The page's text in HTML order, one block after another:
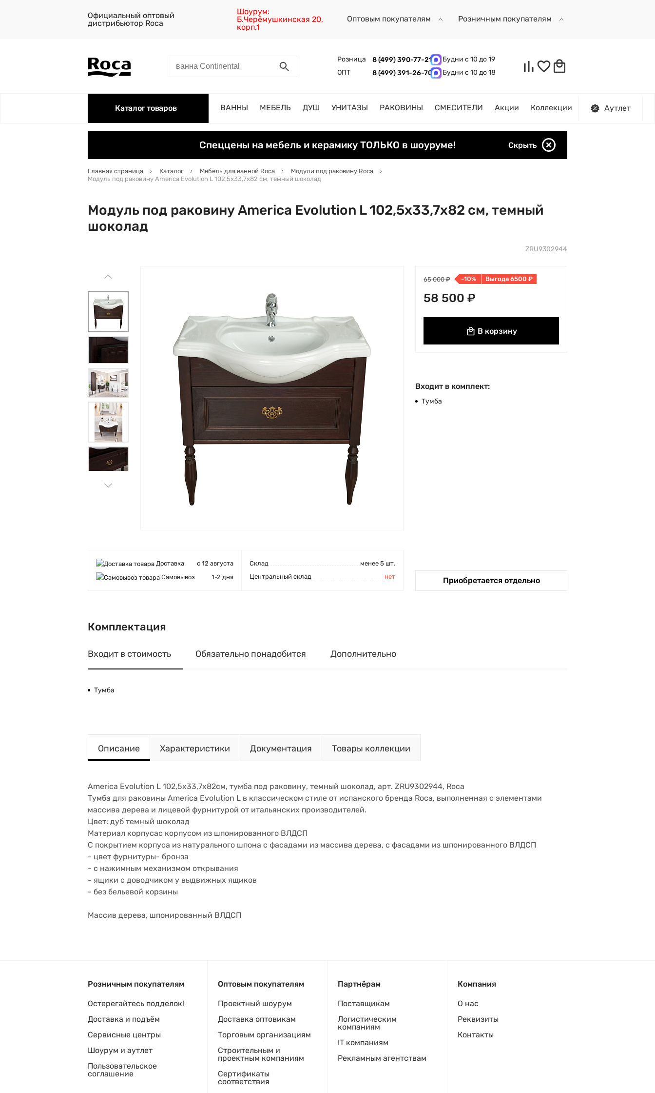
Официальный оптовый
дистрибьютор Roca
Шоурум:
Б.Черёмушкинская 20,
корп.1
Оптовым покупателям Розничным покупателям
Розница 8 (499) 390-77-21
Будни с 10 до 19
ОПТ
8 (499) 391-26-70 Будни с 10 до 18
Каталог товаров ВАННЫ МЕБЕЛЬ ДУШ УНИТАЗЫ РАКОВИНЫ СМЕСИТЕЛИ Акции Коллекции Аутлет
Спеццены на мебель и керамику ТОЛЬКО в шоуруме! Скрыть
Главная страница Каталог Мебель для ванной Roca
Модули под раковину Roca
Модуль под раковину America Evolution L 102,5х33,7х82 см, темный шоколад
Модуль под раковину America Evolution L 102,5х33,7х82 см, темный
шоколад
ZRU9302944
65 000 ₽ -10% Выгода 6500 ₽
58 500 ₽
В корзину
Доставка
с 12 августа
Самовывоз
1-2 дня
Cклад
менее 5 шт.
Центральный склад
нет
Входит в комплект:
Тумба
Приобретается отдельно
Комплектация
Входит в стоимость Обязательно понадобится Дополнительно
Тумба
Описание Характеристики Документация Товары коллекции
America Evolution L 102,5х33,7х82см, тумба под раковину, темный шоколад, арт. ZRU9302944, Roca
Тумба для раковины America Evolution L в классическом стиле от испанского бренда Roca, выполненная с элементами
массива дерева и лицевой фурнитурой от итальянских производителей.
Цвет: дуб темный шоколад
Материал корпусас корпусом из шпонированного ВЛДСП
С покрытием корпуса из натурального шпона с фасадами из массива дерева, с фасадами из шпонированного ВЛДСП
- цвет фурнитуры- бронза
- с нажимным механизмом открывания
- ящики с доводчиком у выдвижных ящиков
- без бельевой корзины
Массив дерева, шпонированный ВЛДСП
Розничным покупателям
Остерегайтесь подделок!
Доставка и подъём
Сервисные центры
Шоурум и аутлет
Пользовательское
соглашение
Оптовым покупателям
Проектный шоурум
Доставка оптовикам
Торговым организациям
Строительным и
проектным компаниям
Сертификаты
соответствия
Партнёрам
Поставщикам
Логистическим
компаниям
IT компаниям
Рекламным агентствам
Компания
О нас
Реквизиты
Контакты